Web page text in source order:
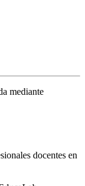
mediante
docentes en